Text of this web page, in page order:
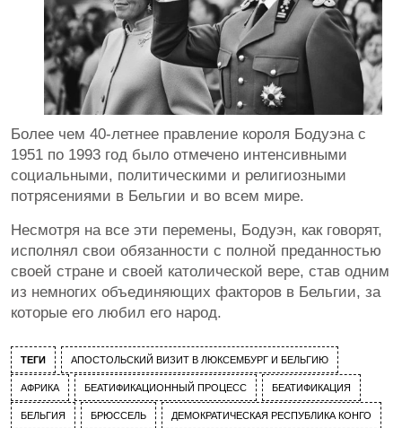
Более чем 40-летнее правление короля Бодуэна с
1951 по 1993 год было отмечено интенсивными
социальными, политическими и религиозными
потрясениями в Бельгии и во всем мире.
Несмотря на все эти перемены, Бодуэн, как говорят,
исполнял свои обязанности с полной преданностью
своей стране и своей католической вере, став одним
из немногих объединяющих факторов в Бельгии, за
которые его любил его народ.
ТЕГИ АПОСТОЛЬСКИЙ ВИЗИТ В ЛЮКСЕМБУРГ И БЕЛЬГИЮ
АФРИКА БЕАТИФИКАЦИОННЫЙ ПРОЦЕСС БЕАТИФИКАЦИЯ
БЕЛЬГИЯ БРЮССЕЛЬ ДЕМОКРАТИЧЕСКАЯ РЕСПУБЛИКА КОНГО